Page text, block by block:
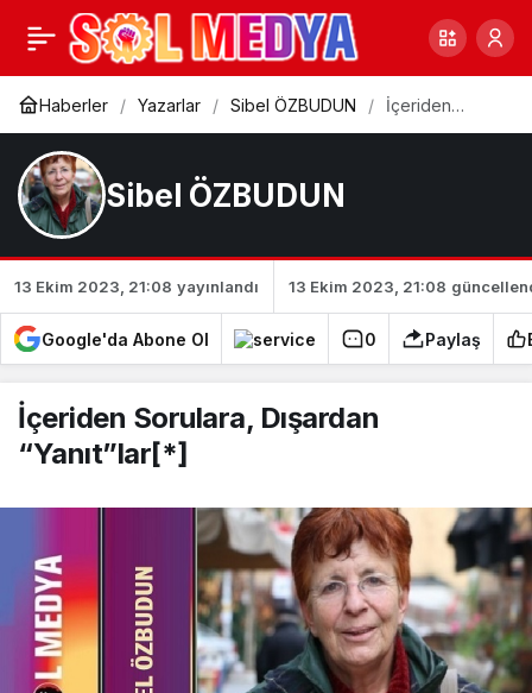
Haberler Yazarlar Sibel ÖZBUDUN
İçeriden
Sibel ÖZBUDUN
13 Ekim 2023, 21:08 yayınlandı 13 Ekim 2023, 21:08
Google'da Abone Ol 0 Paylaş
İçeriden Sorulara, Dışardan
“Yanıt”lar[*]
İçeriden Sorulara,
Dışardan “Yanıt”lar[*]
0